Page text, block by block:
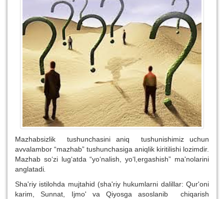
Mazhabsizlik tushunchasini aniq tushunishimiz uchun
avvalambor “mazhab” tushunchasiga aniqlik kiritilishi lozimdir.
Mazhab so‘zi lug‘atda “yo‘nalish, yo‘l,ergashish” ma'nolarini
anglatadi
Sha'riy istilohda mujtahid (sha'riy hukumlarni dalillar: Qur'oni
karim, Sunnat, Ijmo' va Qiyosga asoslanib chiqarish